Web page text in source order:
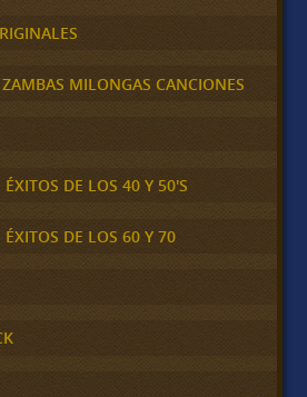
MILONGAS CANCIONES
DE LOS 40 Y 50'S
DE LOS 60 Y 70